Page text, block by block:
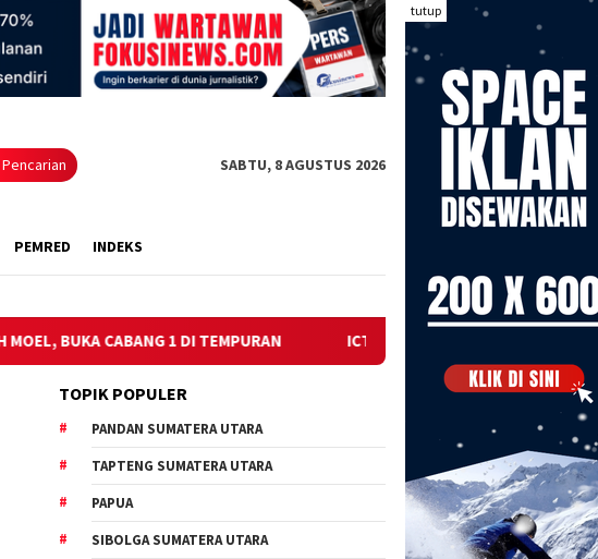
tutup
Pencarian SABTU, 8 AGUSTUS 2026
PEMRED INDEKS
1 DI TEMPURAN ICT GELAR AKSI TOLAK REVITALISASI SITU CIKEDAL
TOPIK POPULER
PANDAN SUMATERA UTARA
TAPTENG SUMATERA UTARA
PAPUA
SIBOLGA SUMATERA UTARA